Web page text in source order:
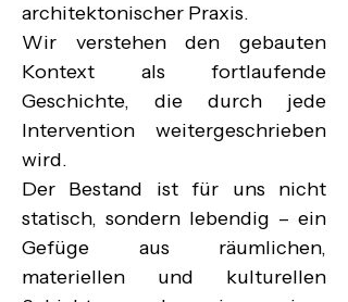
architektonischer Praxis.
Wir verstehen den gebauten
Kontext als fortlaufende
Geschichte, die durch jede
Intervention weitergeschrieben
wird.
Der Bestand ist für uns nicht
statisch, sondern lebendig – ein
Gefüge aus räumlichen,
materiellen und kulturellen